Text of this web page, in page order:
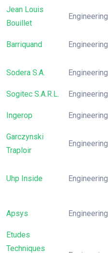
Jean Louis
Bouillet
Engineering
Barriquand Engineering
Sodera S.A. Engineering
Sogitec S.A.R.L.
Engineering
Ingerop Engineering
Garczynski
Traploir
Engineering
Uhp Inside Engineering
Apsys Engineering
Etudes
Techniques